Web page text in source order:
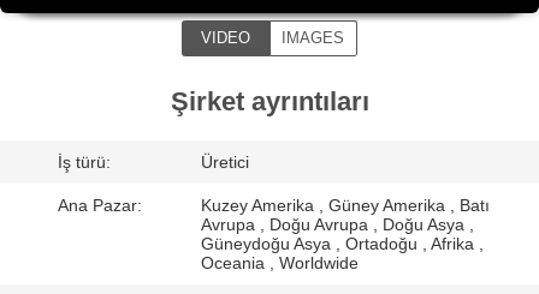
KATALOGLAR
İLETIŞIM
VIDEO IMAGES
Şirket ayrıntıları
İş türü: Üretici
Ana Pazar:
Kuzey Amerika , Güney Amerika , Batı
Avrupa , Doğu Avrupa , Doğu Asya ,
Güneydoğu Asya , Ortadoğu , Afrika ,
Oceania , Worldwide